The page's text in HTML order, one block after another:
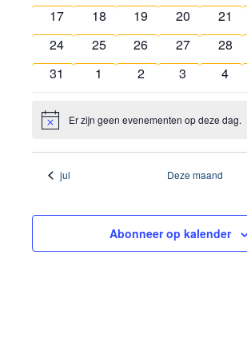
evenementenevenementenevenementen
0
evenementen
17
0
evenementen
18
0
evenementen
19
0
20
0
21
0
evenementen
24
0
evenementen
25
0
evenementen
26
0
27
0
28
0
evenementen
31
0
evenementen
1
0
evenementen
2
0
3
0
4
BerichtEr zijn geen evenementen op deze dag.
jul Deze maand
Abonneer op kalender